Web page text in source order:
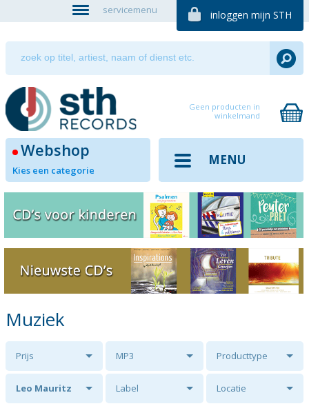
servicemenu inloggen mijn STH
Geen producten in
winkelmand
Webshop
Kies een categorie
MENU
Muziek
Prijs MP3 Producttype
Leo Mauritz Label Locatie